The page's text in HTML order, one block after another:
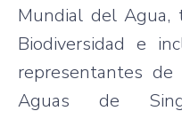
Mundial del Agua,
Biodiversidad e
representantes
Aguas de